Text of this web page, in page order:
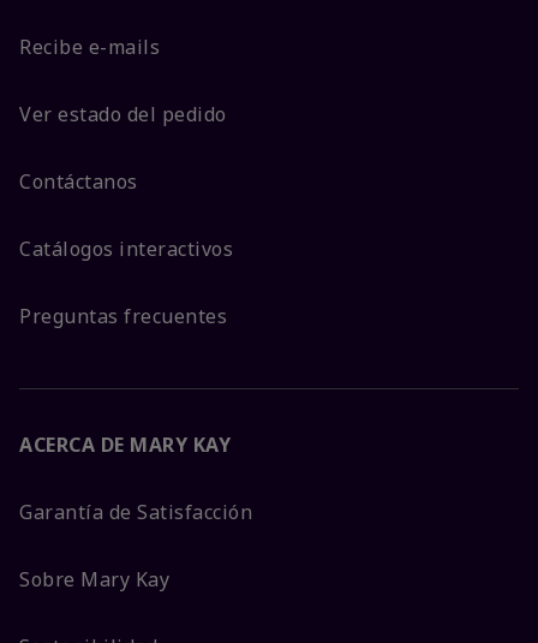
Recibe e-mails
Ver estado del pedido
Contáctanos
Catálogos interactivos
Preguntas frecuentes
ACERCA DE MARY KAY
Garantía de Satisfacción
Sobre Mary Kay